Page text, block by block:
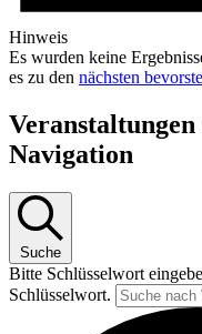
Hinweis
Es wurden keine
es zu den nächsten
Veranstaltungen
Navigation
Suche
Bitte Schlüsselwort
Schlüsselwort.